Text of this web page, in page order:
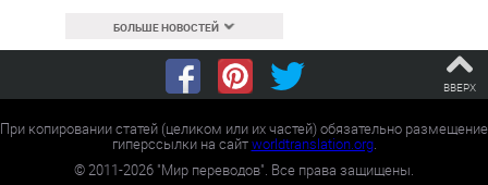
БОЛЬШЕ НОВОСТЕЙ
ВВЕРХ
При копировании статей (целиком или их частей) обязательно размещение
гиперссылки на сайтworldtranslation.org.
©2011-2026 "Мир переводов". Все права защищены.